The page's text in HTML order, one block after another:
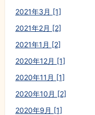
2021年3月 [1]
2021年2月 [2]
2021年1月 [2]
2020年12月 [1]
2020年11月 [1]
2020年10月 [2]
2020年9月 [1]